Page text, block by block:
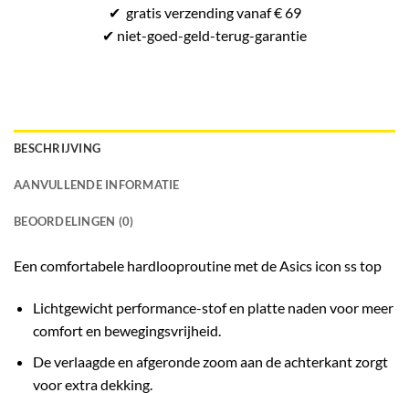
✔ gratisverzending vanaf € 69
✔ niet-goed-geld-terug-garantie
BESCHRIJVING
AANVULLENDE INFORMATIE
BEOORDELINGEN (0)
Een comfortabele hardlooproutine met deAsics icon ss top
Lichtgewicht performance-stof en platte naden voor meer
comfort en bewegingsvrijheid.
De verlaagde en afgeronde zoom aan de achterkant zorgt
voor extra dekking.